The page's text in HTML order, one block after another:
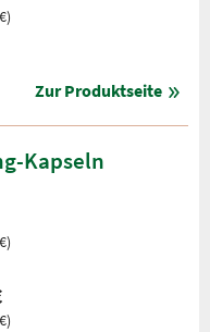
Zur Produktseite
Kapseln